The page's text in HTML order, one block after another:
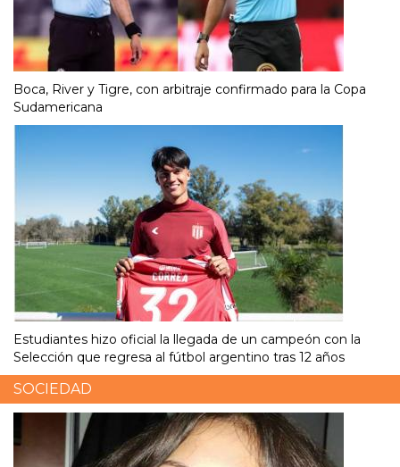
Boca, River y Tigre, con arbitraje confirmado para la Copa
Sudamericana
Estudiantes hizo oficial la llegada de un campeón con la
Selección que regresa al fútbol argentino tras 12 años
SOCIEDAD